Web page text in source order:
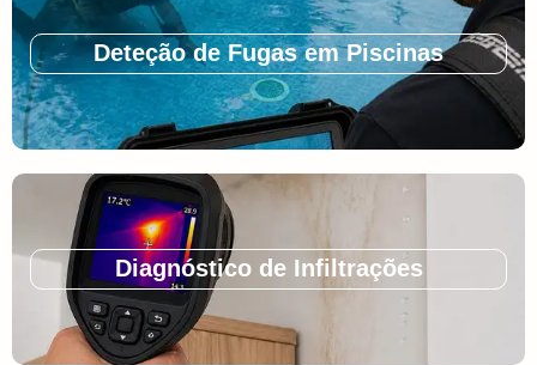
Deteção de Fugas em Piscinas
Diagnóstico de Infiltrações